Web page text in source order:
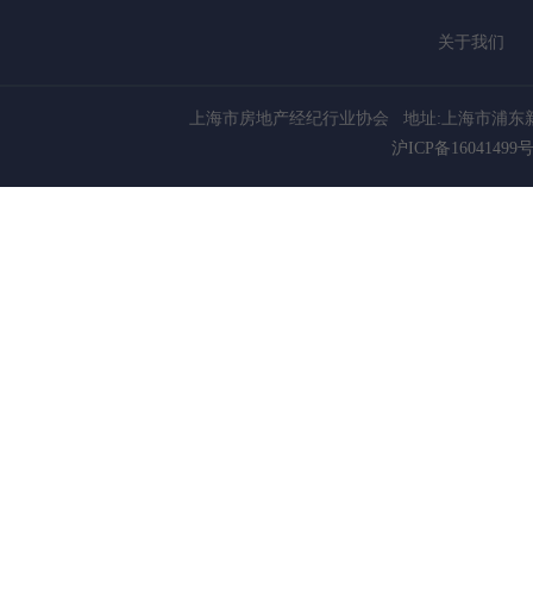
关于我们
上海市房地产经纪行业协会
地址:上海市浦东
沪ICP备16041499